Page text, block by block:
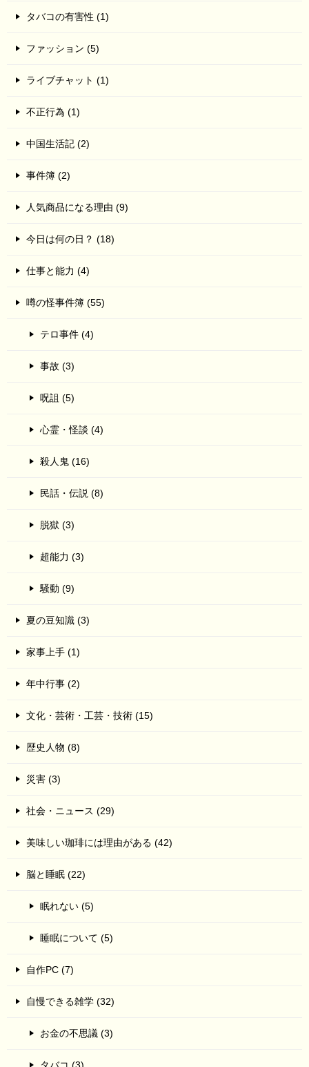
タバコの有害性 (1)
ファッション (5)
ライブチャット (1)
不正行為 (1)
中国生活記 (2)
事件簿 (2)
人気商品になる理由 (9)
今日は何の日？ (18)
仕事と能力 (4)
噂の怪事件簿 (55)
テロ事件 (4)
事故 (3)
呪詛 (5)
心霊・怪談 (4)
殺人鬼 (16)
民話・伝説 (8)
脱獄 (3)
超能力 (3)
騒動 (9)
夏の豆知識 (3)
家事上手 (1)
年中行事 (2)
文化・芸術・工芸・技術 (15)
歴史人物 (8)
災害 (3)
社会・ニュース (29)
美味しい珈琲には理由がある (42)
脳と睡眠 (22)
眠れない (5)
睡眠について (5)
自作PC (7)
自慢できる雑学 (32)
お金の不思議 (3)